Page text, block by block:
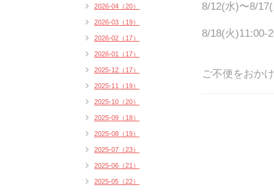
8/12(水)〜8/
8/18(火)11:00-
ご不便をおか
2026-04（20）
2026-03（19）
2026-02（17）
2026-01（17）
2025-12（17）
2025-11（19）
2025-10（20）
2025-09（18）
2025-08（19）
2025-07（23）
2025-06（21）
2025-05（22）